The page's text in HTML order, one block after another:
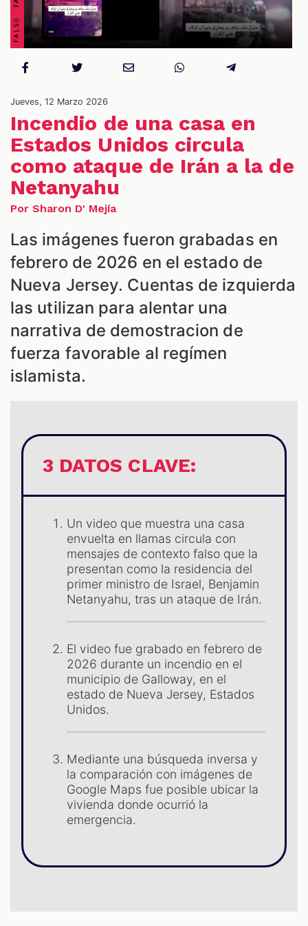
Jueves, 12 Marzo 2026
Incendio de una casa en
Estados Unidos circula
como ataque de Irán a la de
Netanyahu
Por Sharon D' Mejía
Las imágenes fueron grabadas en
febrero de 2026 en el estado de
Nueva Jersey. Cuentas de izquierda
las utilizan para alentar una
narrativa de demostracion de
fuerza favorable al regímen
islamista.
3 DATOS CLAVE:
Un video que muestra una casa
envuelta en llamas circula con
mensajes de contexto falso que la
presentan como la residencia del
primer ministro de Israel, Benjamin
Netanyahu, tras un ataque de Irán.
El video fue grabado en febrero de
2026 durante un incendio en el
municipio de Galloway, en el
estado de Nueva Jersey, Estados
Unidos.
Mediante una búsqueda inversa y
la comparación con imágenes de
Google Maps fue posible ubicar la
vivienda donde ocurrió la
emergencia.